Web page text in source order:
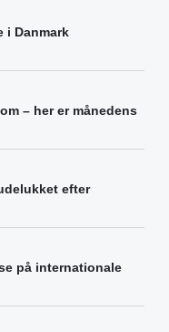
i Danmark
– her er månedens
efter
på internationale